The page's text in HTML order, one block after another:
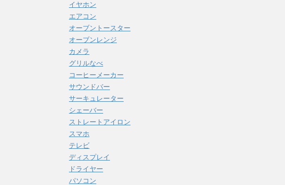
イヤホン
エアコン
オーブントースター
オーブンレンジ
カメラ
グリルなべ
コーヒーメーカー
サウンドバー
サーキュレーター
シェーバー
ストレートアイロン
スマホ
テレビ
ディスプレイ
ドライヤー
パソコン